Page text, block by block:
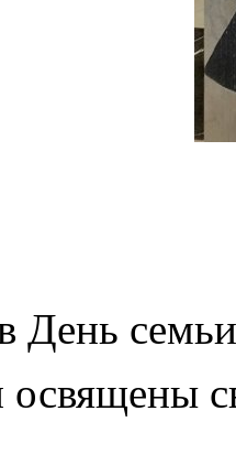
День